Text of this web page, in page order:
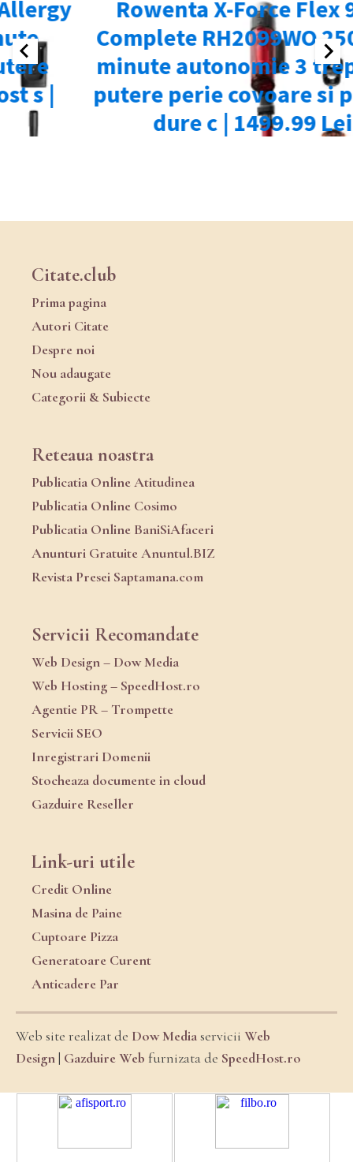
Citate.club
Prima pagina
Autori Citate
Despre noi
Nou adaugate
Categorii & Subiecte
Reteaua noastra
Publicatia Online Atitudinea
Publicatia Online Cosimo
Publicatia Online BaniSiAfaceri
Anunturi Gratuite Anuntul.BIZ
Revista Presei Saptamana.com
Servicii Recomandate
Web Design – Dow Media
Web Hosting – SpeedHost.ro
Agentie PR – Trompette
Servicii SEO
Inregistrari Domenii
Stocheaza documente in cloud
Gazduire Reseller
Link-uri utile
Credit Online
Masina de Paine
Cuptoare Pizza
Generatoare Curent
Anticadere Par
Web site realizat de Dow Mediaservicii Web
Design| Gazduire Web furnizata de SpeedHost.ro